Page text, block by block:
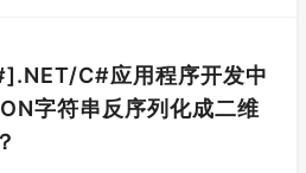
C#应用程序开发中
字符串反序列化成二维